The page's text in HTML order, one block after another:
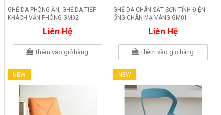
GHẾ DA PHÒNG ĂN, GHẾ DA TIẾP
KHÁCH VĂN PHÒNG GM02
Liên Hệ
Thêm vào giỏ hàng
GHẾ DA CHÂN SẮT SƠN TĨNH ĐIỆN
ỐNG CHÂN MẠ VÀNG GM01
Liên Hệ
Thêm vào giỏ hàng
NEW NEW